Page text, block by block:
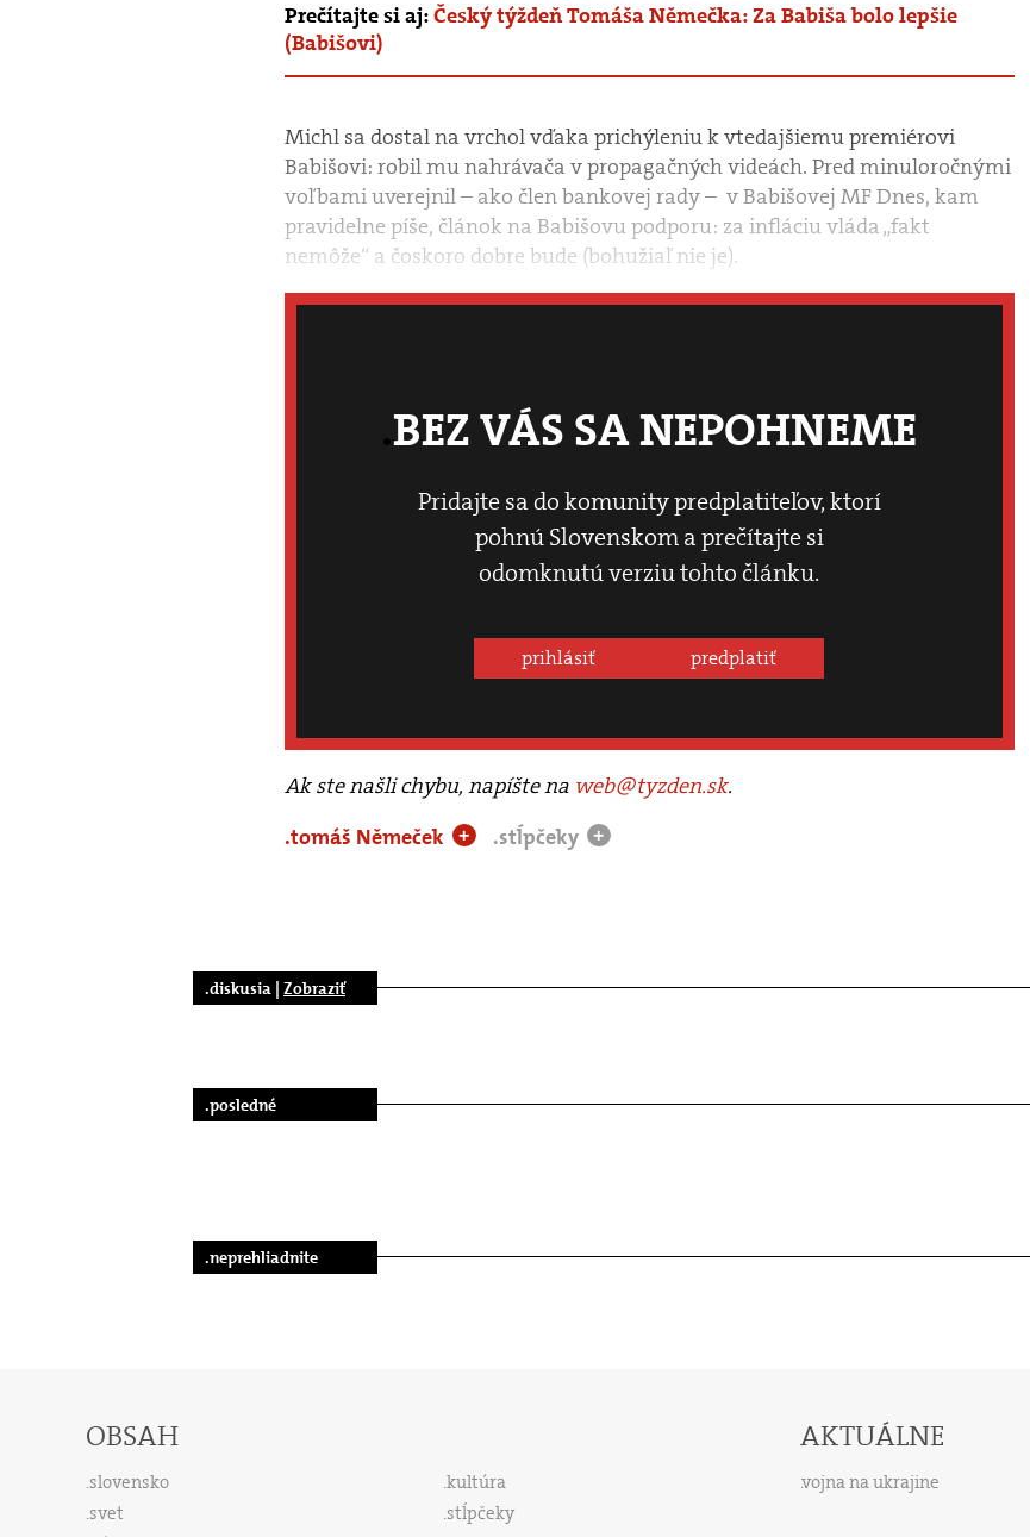
Prečítajte si aj:Český týždeň Tomáša Němečka: Za Babiša bolo lepšie
(Babišovi)
Michl sa dostal na vrchol vďaka prichýleniu k vtedajšiemu premiérovi
Babišovi: robil mu nahrávača v propagačných videách. Pred minuloročnými
voľbami uverejnil – ako člen bankovej rady – v Babišovej MF Dnes, kam
pravidelne píše, článok na Babišovu podporu: za infláciu vláda „fakt
nemôže“ a čoskoro dobre bude (bohužiaľ nie je).
BEZ VÁS SA NEPOHNEME
Pridajte sa do komunity predplatiteľov, ktorí
pohnú Slovenskom a prečítajte si
odomknutú verziu tohto článku.
prihlásiť predplatiť
Ak ste našli chybu, napíšte na web@tyzden.sk.
.tomáš Němeček
+ .stĺpčeky +
.diskusia | Zobraziť
.posledné
.neprehliadnite
OBSAH
slovensko
svet
kultúra
stĺpčeky
AKTUÁLNE
vojna na ukrajine